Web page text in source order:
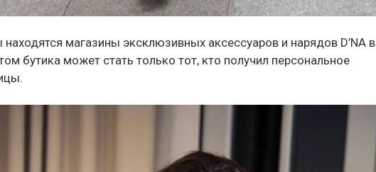
магазины эксклюзивных аксессуаров и нарядов D’NA в
бутика может стать только тот, кто получил персональное